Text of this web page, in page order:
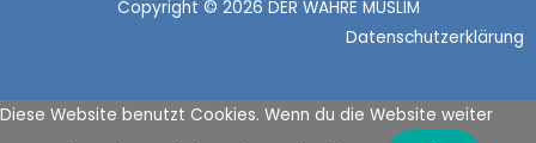
Copyright © 2026 DER WAHRE MUSLIM
Datenschutzerklärung
Diese Website benutzt Cookies. Wenn du die Website weiter